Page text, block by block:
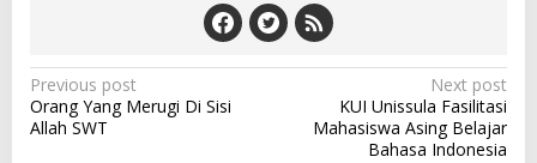
Post
navigation
Previous post
Orang Yang Merugi Di Sisi
Allah SWT
Next post
KUI Unissula Fasilitasi
Mahasiswa Asing Belajar
Bahasa Indonesia